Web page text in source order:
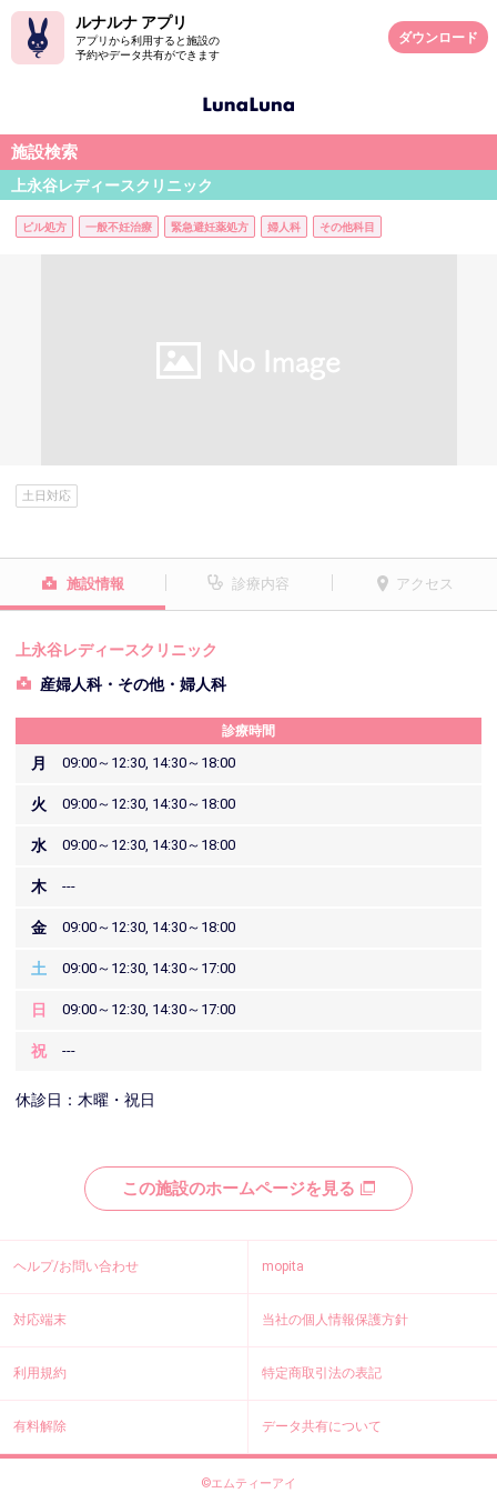
ルナルナ アプリ
アプリから利用すると施設の
予約やデータ共有ができます
ダウンロード
施設検索
上永谷レディースクリニック
ピル処方 一般不妊治療 緊急避妊薬処方 婦人科 その他科目
土日対応
施設情報 診療内容 アクセス
上永谷レディースクリニック
産婦人科・その他・婦人科
診療時間
月 09:00～12:30, 14:30～18:00
火 09:00～12:30, 14:30～18:00
水 09:00～12:30, 14:30～18:00
木 ---
金 09:00～12:30, 14:30～18:00
土 09:00～12:30, 14:30～17:00
日 09:00～12:30, 14:30～17:00
祝 ---
休診日：木曜・祝日
この施設のホームページを見る
ヘルプ/お問い合わせ mopita
対応端末 当社の個人情報保護方針
利用規約 特定商取引法の表記
有料解除 データ共有について
©エムティーアイ